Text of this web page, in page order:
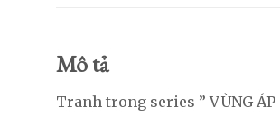
Mô tả
Tranh trong series ” VÙNG ÁP